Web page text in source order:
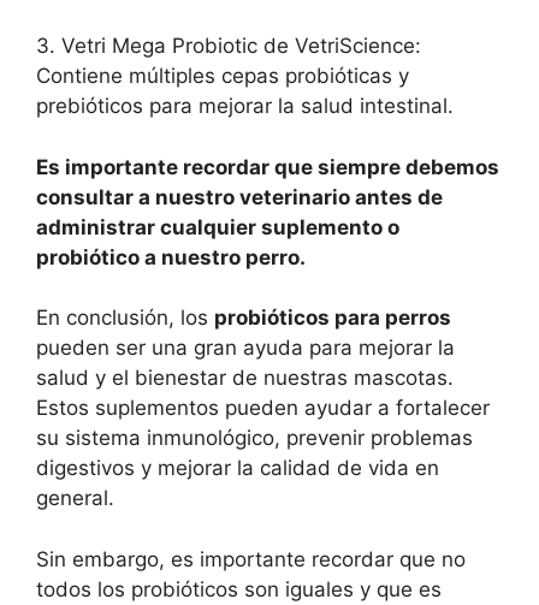
3. Vetri Mega Probiotic de VetriScience:
Contiene múltiples cepas probióticas y
prebióticos para mejorar la salud intestinal.
Es importante recordar que siempre debemos
consultar a nuestro veterinario antes de
administrar cualquier suplemento o
probiótico a nuestro perro.
En conclusión, los probióticos para perros
pueden ser una gran ayuda para mejorar la
salud y el bienestar de nuestras mascotas.
Estos suplementos pueden ayudar a fortalecer
su sistema inmunológico, prevenir problemas
digestivos y mejorar la calidad de vida en
general.
Sin embargo, es importante recordar que no
todos los probióticos son iguales y que es